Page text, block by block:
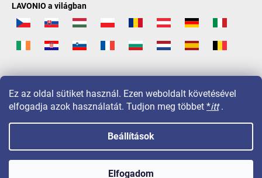
Ez az oldal sütiket használ. Ezen weboldalt követésével
elfogadja azok használatát. Tudjon meg többet *itt.
Beállítások
Elfogadom
LAVONIO a világban
Copyright 2026 LAVONIO.hu. Minden jog fenntartva.